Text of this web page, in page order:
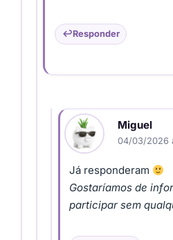
Responder
Miguel
04/03/2026
Já responderam
Gostaríamos de
participar sem